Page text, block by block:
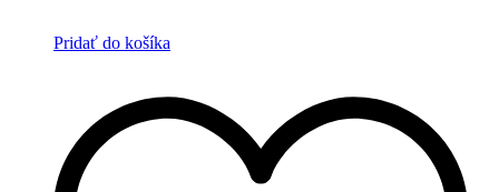
Pridať do košíka